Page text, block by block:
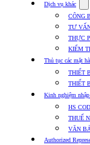
Dịch vụ khác
CÔNG
TƯ
THỰC
KIỂM
Thủ tục các mặt
THIẾT
THIẾT
Kinh nghiệm
HS
THUẾ
VĂN
Authorized